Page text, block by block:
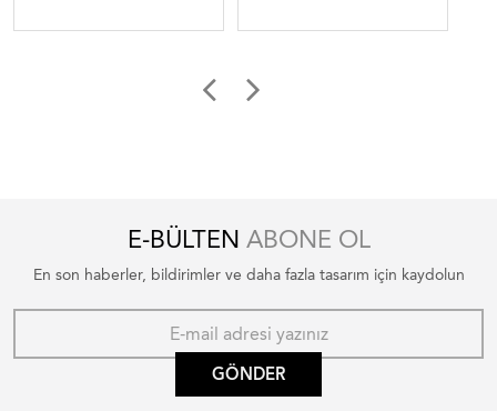
E-BÜLTEN ABONE OL
En son haberler, bildirimler ve daha fazla tasarım için kaydolun
GÖNDER